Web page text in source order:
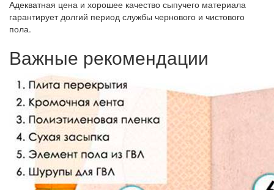
Адекватная цена и хорошее качество сыпучего материала
гарантирует долгий период службы чернового и чистового
пола.
Важные рекомендации